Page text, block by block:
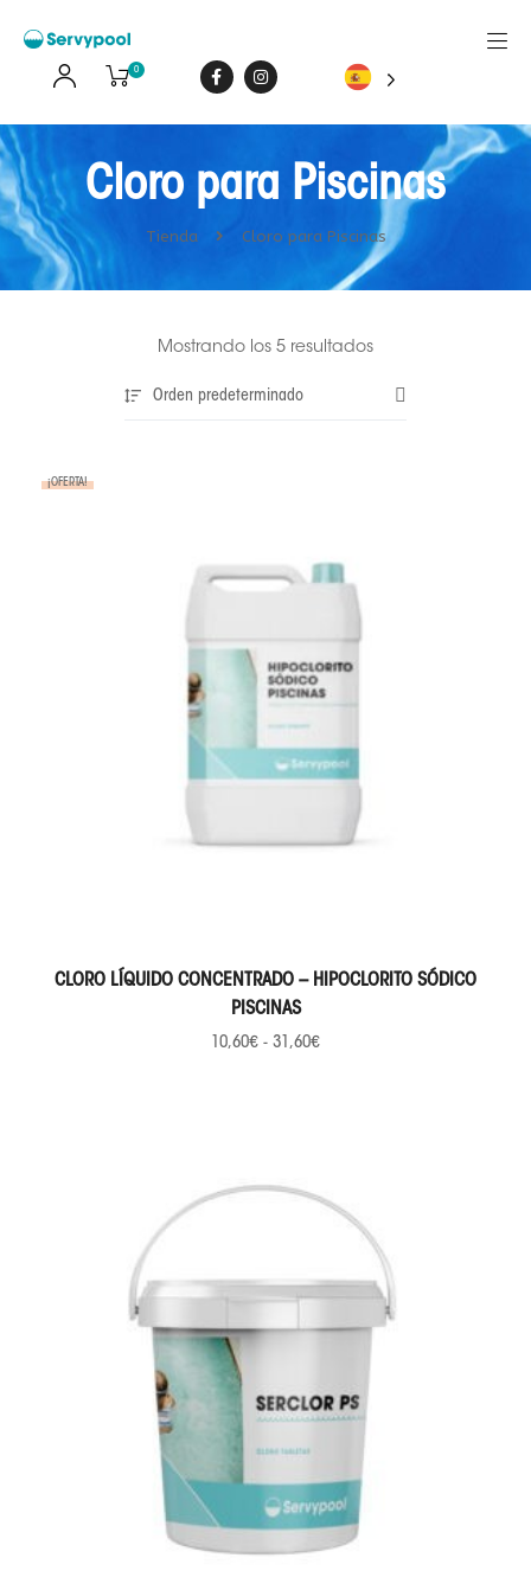
0
Tienda Cloro para Piscinas
Cloro para Piscinas
Mostrando los 5 resultados
Orden predeterminado
¡OFERTA!
SELECCIONAR OPCIONES
CLORO LÍQUIDO CONCENTRADO – HIPOCLORITO SÓDICO
PISCINAS
10,60€ - 31,60€